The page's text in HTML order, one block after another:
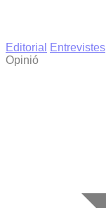
Editorial
Entrevistes
Opinió